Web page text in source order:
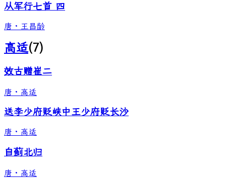
从军行七首 四
唐 · 王昌龄
高适(7)
效古赠崔二
唐 · 高适
送李少府贬峡中王少府贬长沙
唐 · 高适
自蓟北归
唐 · 高适